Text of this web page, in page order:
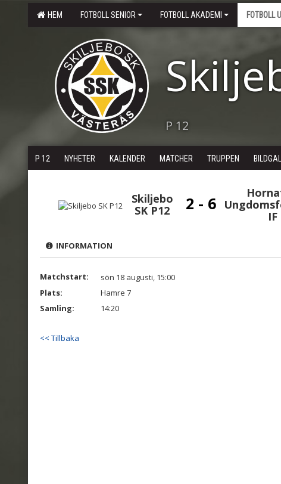
HEM FOTBOLL SENIOR FOTBOLL AKADEMI FOTBOLL
P 12
P 12 NYHETER KALENDER MATCHER TRUPPEN
Skiljebo
SK P12
2 - 6
IF
INFORMATION
Matchstart:
sön 18 augusti, 15:00
Plats:
Hamre 7
Samling:
14:20
<< Tillbaka